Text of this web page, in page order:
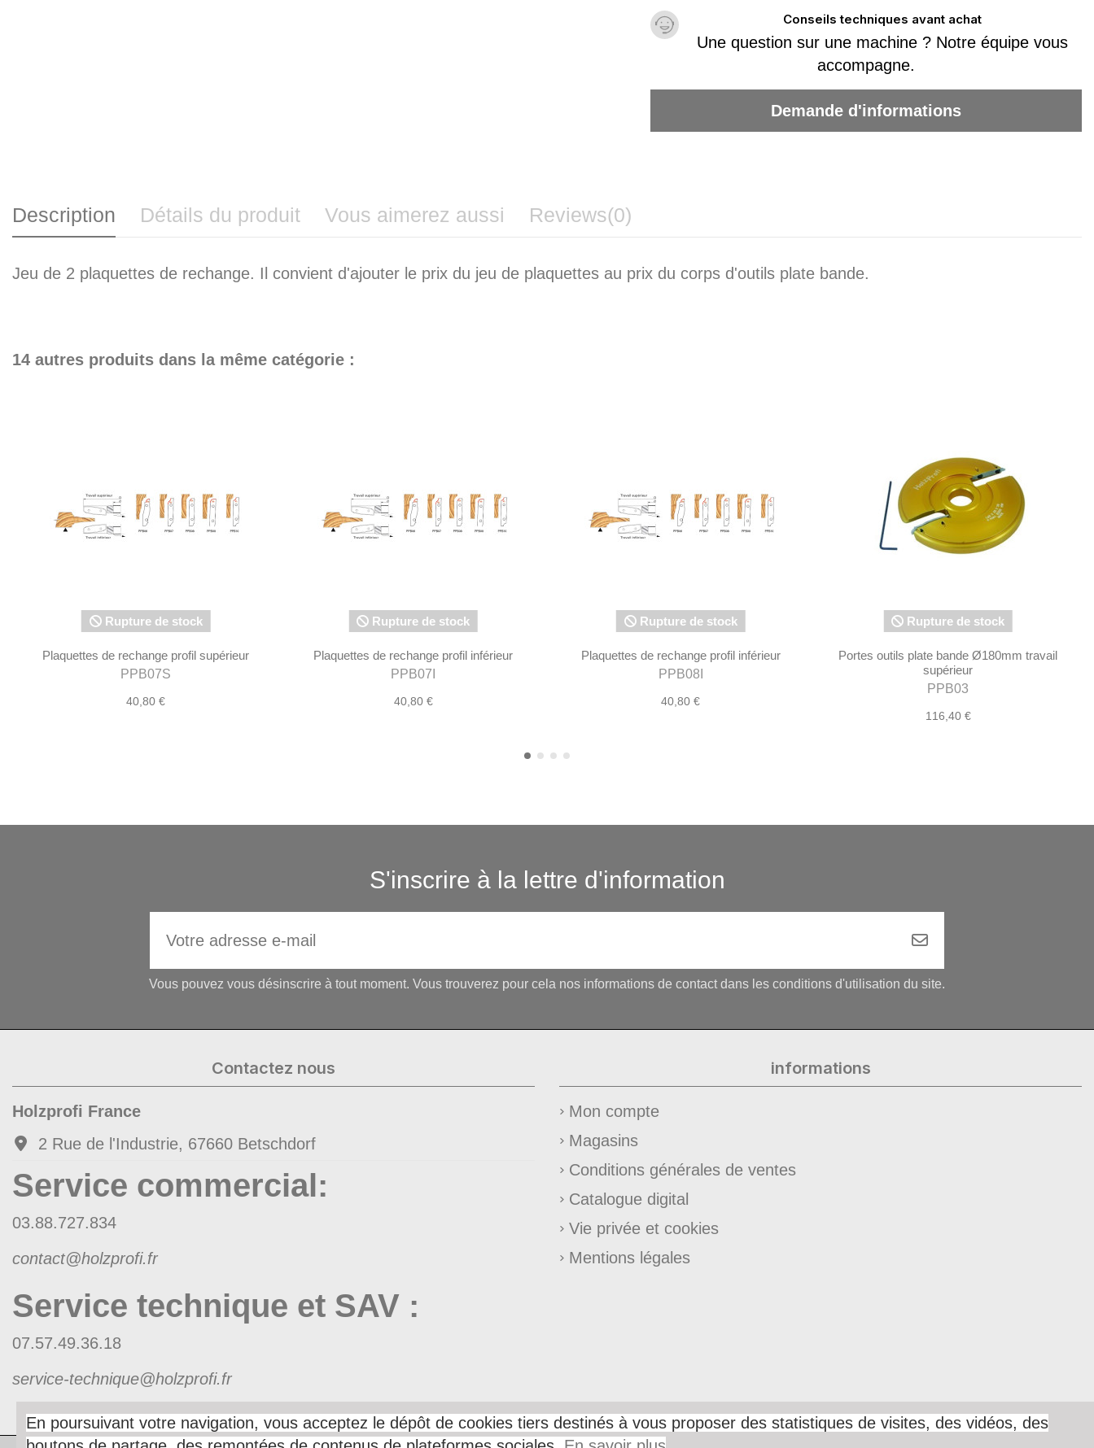
Conseils techniques avant achat
Une question sur une machine ? Notre équipe vous
accompagne.
Demande d'informations
Description Détails du produit Vous aimerez aussi Reviews(0)
Jeu de 2 plaquettes de rechange. Il convient d'ajouter le prix du jeu de plaquettes au prix du corps d'outils plate bande.
14 autres produits dans la même catégorie :
Rupture de stock
Plaquettes de rechange profil supérieur
PPB07S
40,80 €
Rupture de stock
Plaquettes de rechange profil inférieur
PPB07I
40,80 €
Rupture de stock
Plaquettes de rechange profil inférieur
PPB08I
40,80 €
Rupture de stock
Portes outils plate bande Ø180mm travail
supérieur
PPB03
116,40 €
S'inscrire à la lettre d'information
Vous pouvez vous désinscrire à tout moment. Vous trouverez pour cela nos informations de contact dans les conditions d'utilisation du site.
Contactez nous
Holzprofi France
2 Rue de l'Industrie, 67660 Betschdorf
Service commercial:
03.88.727.834
contact@holzprofi.fr
Service technique et SAV :
07.57.49.36.18
service-technique@holzprofi.fr
informations
Mon compte
Magasins
Conditions générales de ventes
Catalogue digital
Vie privée et cookies
Mentions légales
En poursuivant votre navigation, vous acceptez le dépôt de cookies tiers destinés à vous proposer des statistiques de visites, des vidéos, des